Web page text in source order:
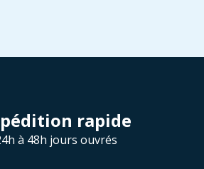
rapide
à 48h jours ouvrés